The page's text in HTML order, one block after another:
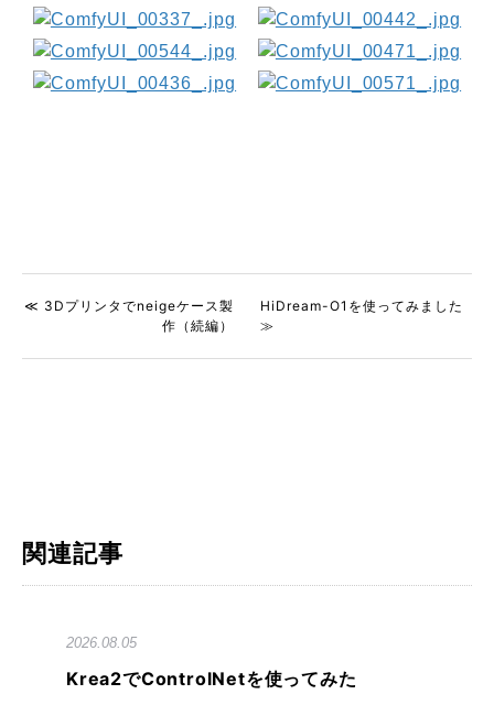
≪ 3Dプリンタでneigeケース製
作（続編）
HiDream-O1を使ってみました
≫
関連記事
2026.08.05
Krea2でControlNetを使ってみた